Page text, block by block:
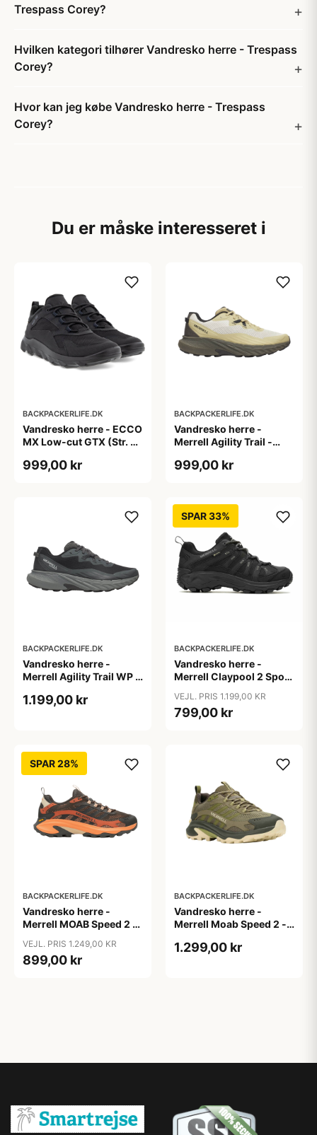
Trespass Corey?
Hvilken kategori tilhører Vandresko herre - Trespass
Corey?
Hvor kan jeg købe Vandresko herre - Trespass
Corey?
Du er måske interesseret i
BACKPACKERLIFE.DK
Vandresko herre - ECCO
MX Low-cut GTX (Str. 39
999,00 kr
BACKPACKERLIFE.DK
Vandresko herre -
Merrell Agility Trail -
999,00 kr
BACKPACKERLIFE.DK
Vandresko herre -
Merrell Agility Trail WP -
1.199,00 kr
SPAR 33%
BACKPACKERLIFE.DK
Vandresko herre -
Merrell Claypool 2 Sport
VEJL. PRIS 1.199,00 KR
799,00 kr
SPAR 28%
BACKPACKERLIFE.DK
Vandresko herre -
Merrell MOAB Speed 2 -
VEJL. PRIS 1.249,00 KR
899,00 kr
BACKPACKERLIFE.DK
Vandresko herre -
Merrell Moab Speed 2 -
1.299,00 kr